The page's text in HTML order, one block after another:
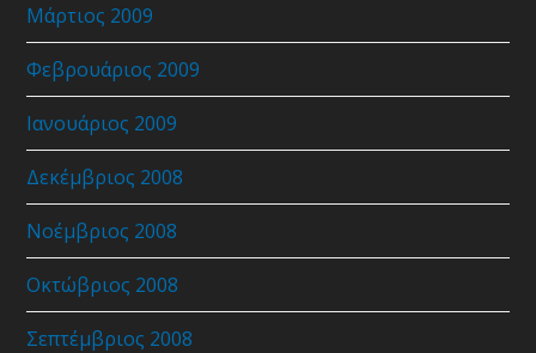
Μάρτιος 2009
Φεβρουάριος 2009
Ιανουάριος 2009
Δεκέμβριος 2008
Νοέμβριος 2008
Οκτώβριος 2008
Σεπτέμβριος 2008